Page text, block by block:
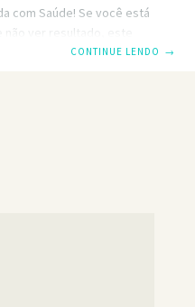
com Saúde! Se você está
ver resultado, este
faltava para vocêCONTINUE LENDO →